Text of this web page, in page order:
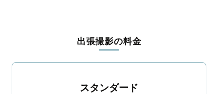
ィを身につけたプロのカメラマンが全国47都道府県に在籍してい
ます。創業10年のノウハウを活かし、思い出に残る素敵な撮影体
験をお届けします。
出張撮影の料金
スタンダード